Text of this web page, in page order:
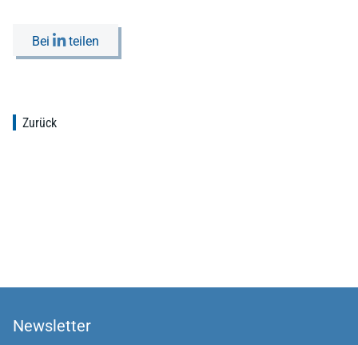
Bei teilen
Zurück
Newsletter